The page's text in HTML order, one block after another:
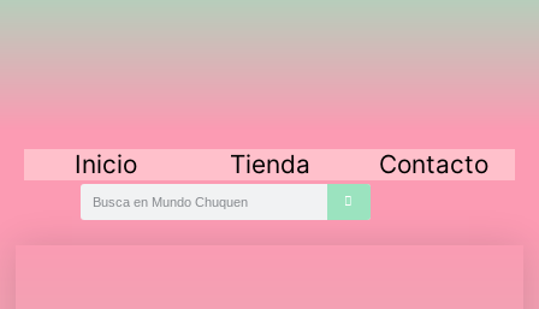
Inicio Tienda Contacto